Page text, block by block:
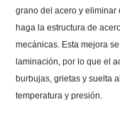
grano del acero y eliminar
haga la estructura de
mecánicas. Esta mejora
laminación, por lo que el
burbujas, grietas y suelta
temperatura y presión.